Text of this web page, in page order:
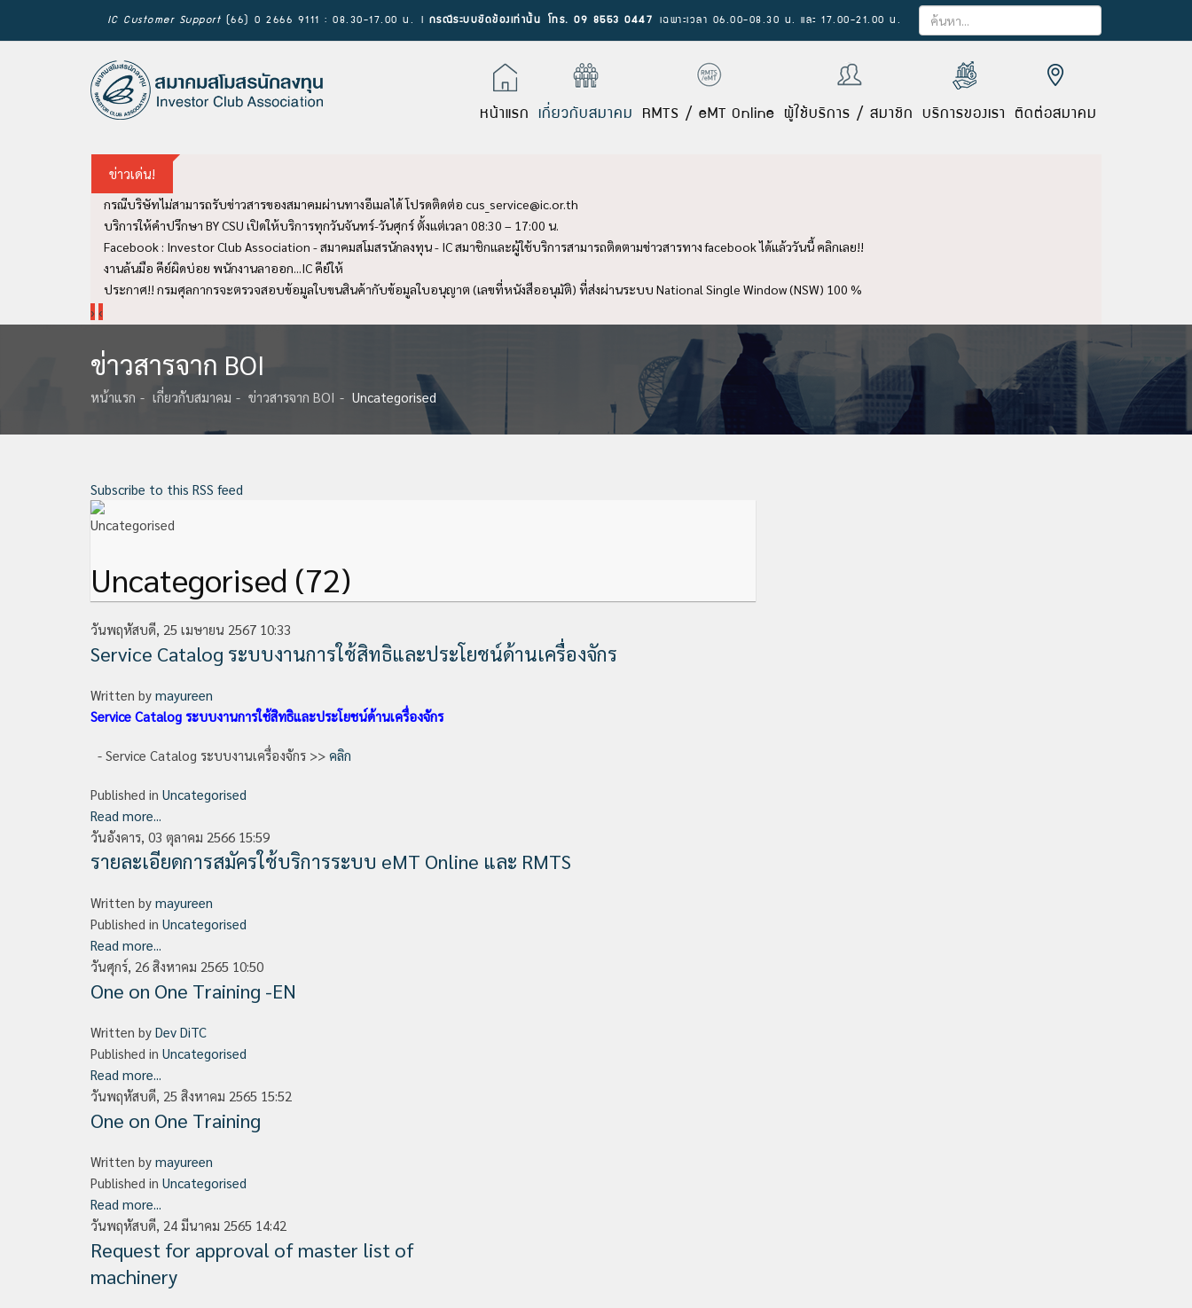
IC Customer Support (66) 0 2666 9111 : 08.30-17.00 น. l กรณีระบบขัดข้องเท่านั้น โทร. 09 8553 0447 เฉพาะเวลา 06.00-08.30 น. และ 17.00-21.00 น.
หน้าแรก เกี่ยวกับสมาคม RMTS / eMT Online ผู้ใช้บริการ / สมาชิก บริการของเรา ติดต่อสมาคม
ข่าวเด่น!
กรณีบริษัทไม่สามารถรับข่าวสารของสมาคมผ่านทางอีเมลได้ โปรดติดต่อ cus_service@ic.or.th
บริการให้คำปรึกษา BY CSU เปิดให้บริการทุกวันจันทร์-วันศุกร์ ตั้งแต่เวลา 08:30 – 17:00 น.
Facebook : Investor Club Association - สมาคมสโมสรนักลงทุน - IC สมาชิกและผู้ใช้บริการสามารถติดตามข่าวสารทาง facebook ได้แล้ววันนี้ คลิกเลย!!
งานล้นมือ คีย์ผิดบ่อย พนักงานลาออก...IC คีย์ให้
ประกาศ!! กรมศุลกากรจะตรวจสอบข้อมูลใบขนสินค้ากับข้อมูลใบอนุญาต (เลขที่หนังสืออนุมัติ) ที่ส่งผ่านระบบ National Single Window (NSW) 100 %
› ‹
ข่าวสารจาก BOI
หน้าแรก เกี่ยวกับสมาคม ข่าวสารจาก BOI Uncategorised
Subscribe to this RSS feed
Uncategorised (72)
วันพฤหัสบดี, 25 เมษายน 2567 10:33
Service Catalog ระบบงานการใช้สิทธิและประโยชน์ด้านเครื่องจักร
Written by mayureen
Service Catalog ระบบงานการใช้สิทธิและประโยชน์ด้านเครื่องจักร
- Service Catalog ระบบงานเครื่องจักร >> คลิก
Published in Uncategorised
Read more...
วันอังคาร, 03 ตุลาคม 2566 15:59
รายละเอียดการสมัครใช้บริการระบบ eMT Online และ RMTS
Written by mayureen
Published in Uncategorised
Read more...
วันศุกร์, 26 สิงหาคม 2565 10:50
One on One Training -EN
Written by Dev DiTC
Published in Uncategorised
Read more...
วันพฤหัสบดี, 25 สิงหาคม 2565 15:52
One on One Training
Written by mayureen
Published in Uncategorised
Read more...
วันพฤหัสบดี, 24 มีนาคม 2565 14:42
Request for approval of master list of
machinery